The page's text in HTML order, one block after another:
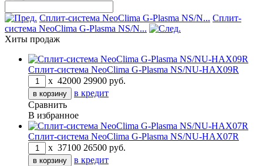
Cплит-система NeoClima G-Plasma NS/N... Сплит-
система NeoClima G-Plasma NS/N...
Хиты продаж
Cплит-система NeoClima G-Plasma NS/NU-HAX09R
x 42000 29900 руб.
в кредит
Сравнить
В избранное
Сплит-система NeoClima G-Plasma NS/NU-HAX07R
x 37100 26500 руб.
в кредит